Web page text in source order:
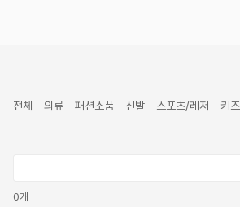
전체 의류 패션소품 신발 스포츠/레저 키즈
0개